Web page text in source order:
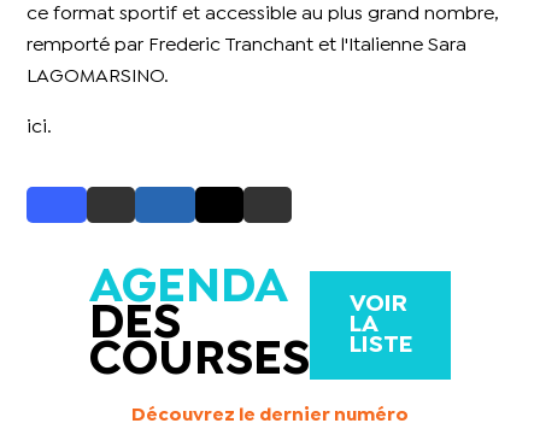
ce format sportif et accessible au plus grand nombre,
remporté par Frederic Tranchant et l'Italienne Sara
LAGOMARSINO.
ici.
AGENDA
DES
COURSES
VOIR
LA
LISTE
Découvrez le dernier numéro